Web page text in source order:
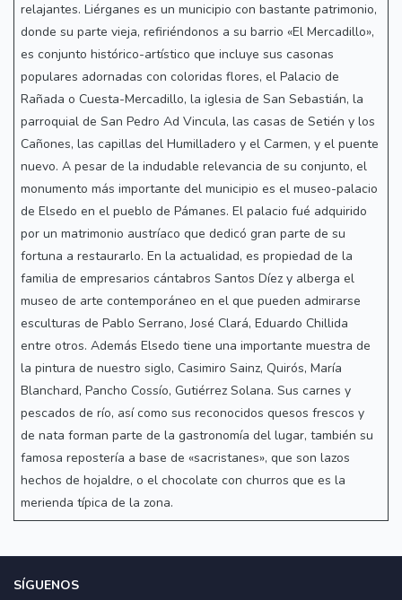
relajantes. Liérganes es un municipio con bastante patrimonio,
donde su parte vieja, refiriéndonos a su barrio «El Mercadillo»,
es conjunto histórico-artístico que incluye sus casonas
populares adornadas con coloridas flores, el Palacio de
Rañada o Cuesta-Mercadillo, la iglesia de San Sebastián, la
parroquial de San Pedro Ad Vincula, las casas de Setién y los
Cañones, las capillas del Humilladero y el Carmen, y el puente
nuevo. A pesar de la indudable relevancia de su conjunto, el
monumento más importante del municipio es el museo-palacio
de Elsedo en el pueblo de Pámanes. El palacio fué adquirido
por un matrimonio austríaco que dedicó gran parte de su
fortuna a restaurarlo. En la actualidad, es propiedad de la
familia de empresarios cántabros Santos Díez y alberga el
museo de arte contemporáneo en el que pueden admirarse
esculturas de Pablo Serrano, José Clará, Eduardo Chillida
entre otros. Además Elsedo tiene una importante muestra de
la pintura de nuestro siglo, Casimiro Sainz, Quirós, María
Blanchard, Pancho Cossío, Gutiérrez Solana. Sus carnes y
pescados de río, así como sus reconocidos quesos frescos y
de nata forman parte de la gastronomía del lugar, también su
famosa repostería a base de «sacristanes», que son lazos
hechos de hojaldre, o el chocolate con churros que es la
merienda típica de la zona.
SÍGUENOS